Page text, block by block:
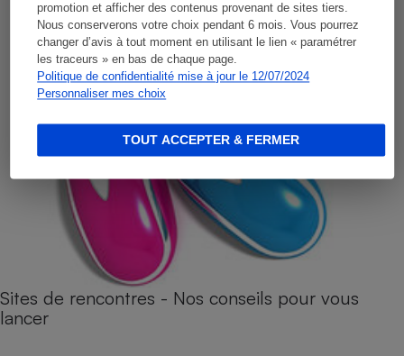
promotion et afficher des contenus provenant de sites tiers.
Nous conserverons votre choix pendant 6 mois. Vous pourrez
changer d’avis à tout moment en utilisant le lien « paramétrer
les traceurs » en bas de chaque page.
Politique de confidentialité mise à jour le 12/07/2024
Personnaliser mes choix
TOUT ACCEPTER & FERMER
Sites de rencontres - Nos conseils pour vous
lancer